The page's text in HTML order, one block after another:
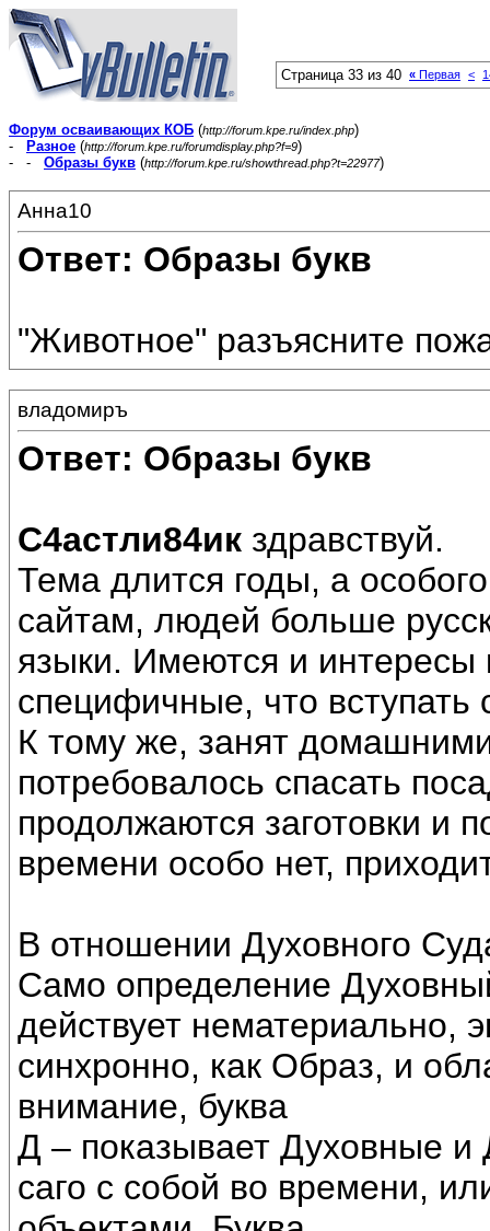
Страница 33 из 40 « Первая <
Форум осваивающих КОБ (http://forum.kpe.ru/index.php)
-
Разное (http://forum.kpe.ru/forumdisplay.php?f=9)
- - Образы букв (http://forum.kpe.ru/showthread.php?t=22977)
Анна10
Ответ: Образы букв
"Животное" разъясните
владомиръ
Ответ: Образы букв
С4астли84ик здравствуй.
Тема длится годы, а
сайтам, людей больше
языки. Имеются и интересы
специфичные, что
К тому же, занят
потребовалось спасать
продолжаются заготовки и
времени особо нет,
В отношении Духовного
Само определение
действует нематериально,
синхронно, как Образ, и
внимание, буква
Д – показывает Духовные
саго с собой во времени,